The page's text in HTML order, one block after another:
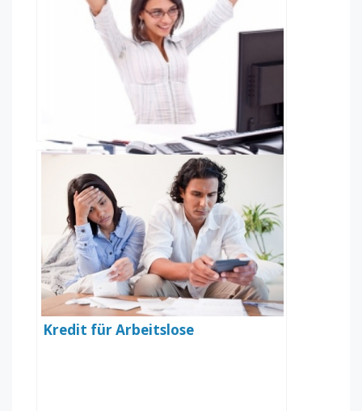
Kredit ohne Schufa
Kredit für Arbeitslose